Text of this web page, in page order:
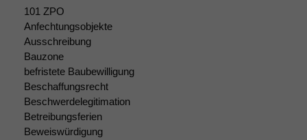
101 ZPO
Anfechtungsobjekte
Ausschreibung
Bauzone
befristete Baubewilligung
Beschaffungsrecht
Beschwerdelegitimation
Betreibungsferien
Beweiswürdigung